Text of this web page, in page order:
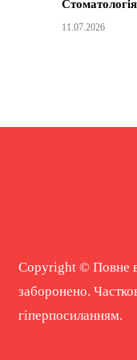
11.07.2026
Copyright © Повне
заборонено.
гіперпосиланням.